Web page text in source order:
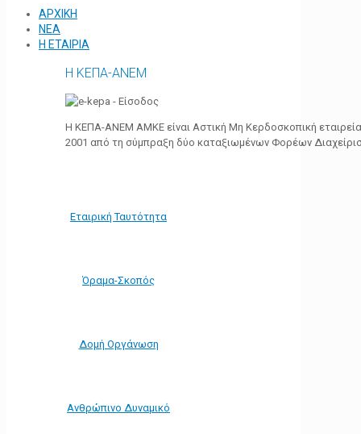
ΑΡΧΙΚΗ
ΝΕΑ
Η ΕΤΑΙΡΙΑ
Η ΚΕΠΑ-ΑΝΕΜ
Η ΚΕΠΑ-ΑΝΕΜ ΑΜΚΕ είναι Αστική Μη Κερδοσκοπική
2001 από τη σύμπραξη δύο καταξιωμένων Φορέων
Εταιρική Ταυτότητα
Όραμα-Σκοπός
Δομή Οργάνωση
Ανθρώπινο Δυναμικό